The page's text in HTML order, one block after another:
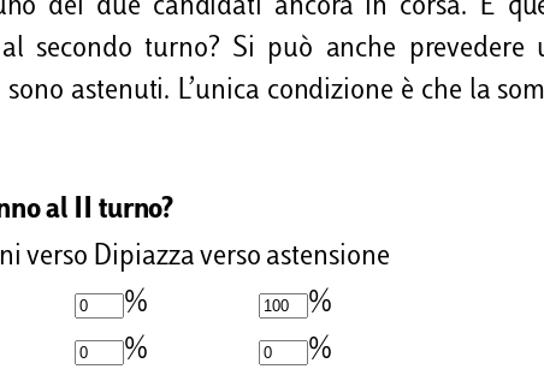
dei due candidati ancora in corsa. E
secondo turno? Si può anche prevedere
astenuti. L’unica condizione è che la
al II turno?
verso Dipiazza verso astensione
%
%
%
%